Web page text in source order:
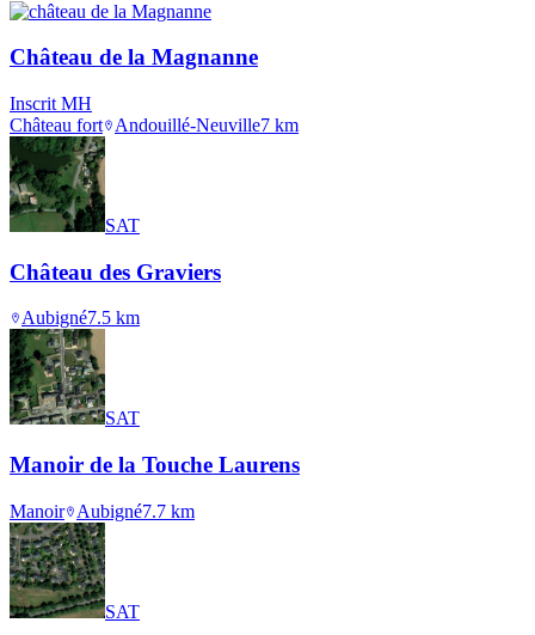
Château de la Magnanne
Inscrit MH
Château fort
Andouillé-Neuville7 km
SAT
Château des Graviers
Aubigné7.5 km
SAT
Manoir de la Touche Laurens
Manoir Aubigné7.7 km
SAT